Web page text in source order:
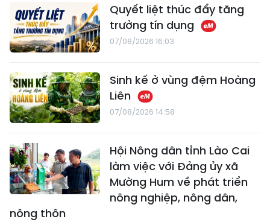
Quyết liệt thúc đẩy tăng
trưởng tín dụng
07/08/2026 16:03
Sinh kế ở vùng đệm Hoàng
Liên
07/08/2026 14:58
Hội Nông dân tỉnh Lào Cai
làm việc với Đảng ủy xã
Mường Hum về phát triển
nông nghiệp, nông dân,
nông thôn